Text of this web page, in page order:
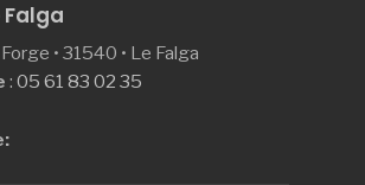
Falga
• 31540 • Le Falga
: 05 61 83 02 35